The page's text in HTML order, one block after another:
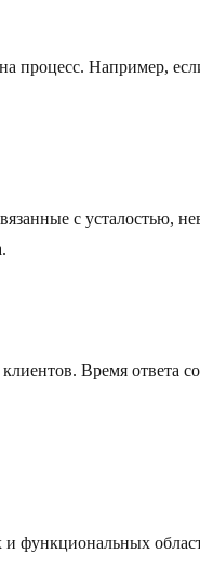
процесс. Например,
с усталостью,
Время
и функциональных